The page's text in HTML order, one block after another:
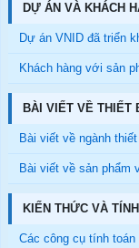
DỰ ÁN VÀ KHÁCH
Dự án VNID đã triển
Khách hàng với sản
BÀI VIẾT VỀ THIẾT
Bài viết về ngành
Bài viết về sản phẩm
KIẾN THỨC VÀ
Các công cụ tính toán